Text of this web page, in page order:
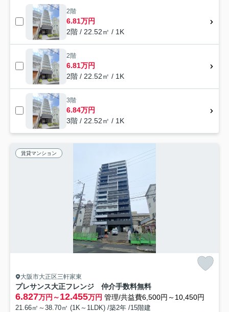
2階
6.81万円
2階 / 22.52㎡ / 1K
2階
6.81万円
2階 / 22.52㎡ / 1K
3階
6.84万円
3階 / 22.52㎡ / 1K
賃貸マンション
大阪市大正区三軒家東
プレサンス大正フレンジ 仲介手数料無料
6.827万円～12.455万円 管理/共益費6,500円～10,450円
21.66㎡～38.70㎡ (1K～1LDK) /築2年 /15階建